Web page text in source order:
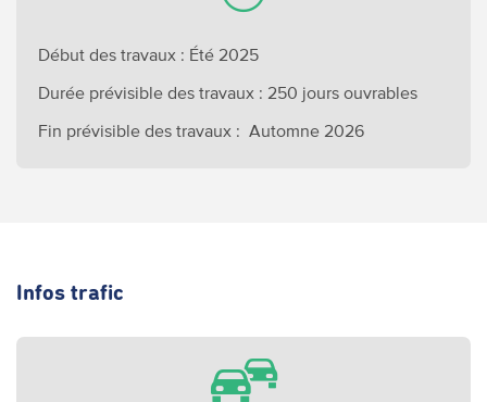
Début des travaux : Été 2025
Durée prévisible des travaux : 250 jours ouvrables
Fin prévisible des travaux : Automne 2026
Infos trafic